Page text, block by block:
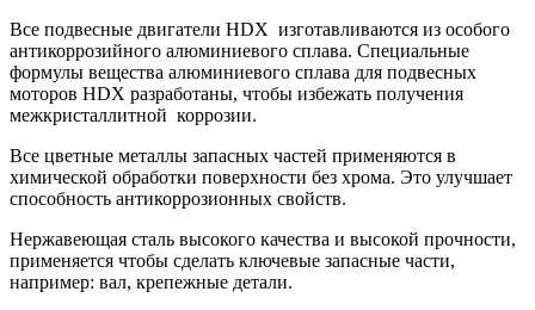
Все подвесные двигатели HDX изготавливаются из особого
антикоррозийного алюминиевого сплава. Специальные
формулы вещества алюминиевого сплава для подвесных
моторов HDX разработаны, чтобы избежать получения
межкристаллитной коррозии.
Все цветные металлы запасных частей применяются в
химической обработки поверхности без хрома. Это улучшает
способность антикоррозионных свойств.
Нержавеющая сталь высокого качества и высокой прочности,
применяется чтобы сделать ключевые запасные части,
например: вал, крепежные детали.